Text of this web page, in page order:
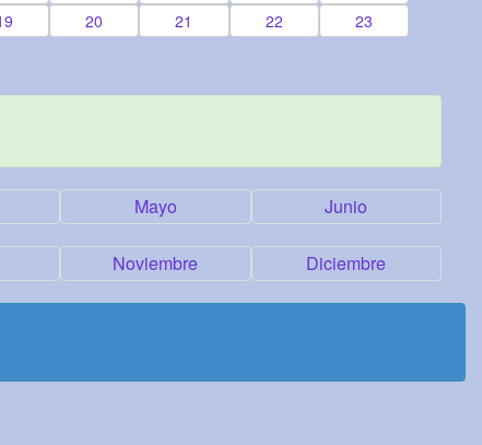
20 21 22
23
Mayo Junio
Noviembre Diciembre